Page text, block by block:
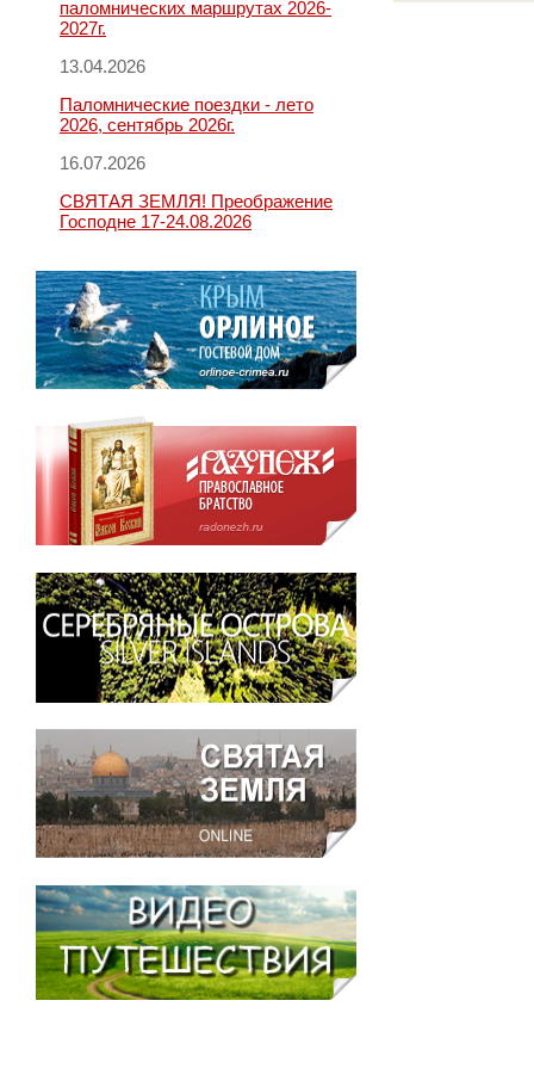
паломнических маршрутах 2026-
2027г.
13.04.2026
Паломнические поездки - лето
2026, сентябрь 2026г.
16.07.2026
СВЯТАЯ ЗЕМЛЯ! Преображение
Господне 17-24.08.2026